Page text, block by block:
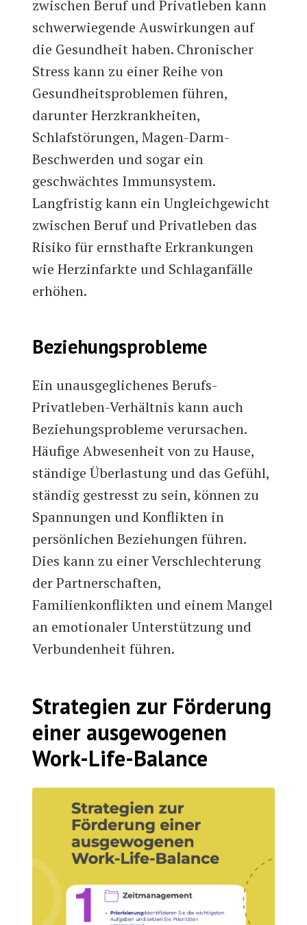
zwischen Beruf und Privatleben kann
schwerwiegende Auswirkungen auf
die Gesundheit haben. Chronischer
Stress kann zu einer Reihe von
Gesundheitsproblemen führen,
darunter Herzkrankheiten,
Schlafstörungen, Magen-Darm-
Beschwerden und sogar ein
geschwächtes Immunsystem.
Langfristig kann ein Ungleichgewicht
zwischen Beruf und Privatleben das
Risiko für ernsthafte Erkrankungen
wie Herzinfarkte und Schlaganfälle
erhöhen.
Beziehungsprobleme
Ein unausgeglichenes Berufs-
Privatleben-Verhältnis kann auch
Beziehungsprobleme verursachen.
Häufige Abwesenheit von zu Hause,
ständige Überlastung und das Gefühl,
ständig gestresst zu sein, können zu
Spannungen und Konflikten in
persönlichen Beziehungen führen.
Dies kann zu einer Verschlechterung
der Partnerschaften,
Familienkonflikten und einem Mangel
an emotionaler Unterstützung und
Verbundenheit führen.
Strategien zur Förderung
einer ausgewogenen
Work-Life-Balance